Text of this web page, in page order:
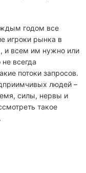
годом все
игроки рынка в
и всем им нужно или
всегда
потоки запросов.
людей –
силы, нервы и
такое